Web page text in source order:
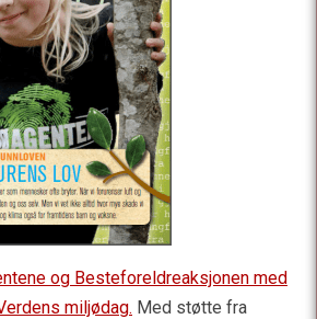
og Besteforeldreaksjonen med
miljødag. Med støtte fra